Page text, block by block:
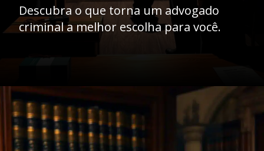
Descubra o que torna um advogado
criminal a melhor escolha para você.
Opening https://ademilsoncs.adv.br/